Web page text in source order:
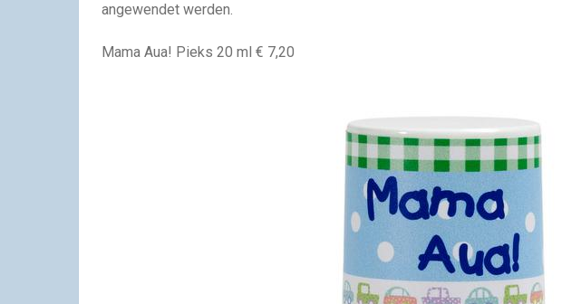
angewendet werden.
Mama Aua! Pieks 20 ml € 7,20